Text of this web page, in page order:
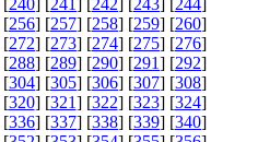
[240] [241] [242] [243] [244]
[256] [257] [258] [259] [260]
[272] [273] [274] [275] [276]
[288] [289] [290] [291] [292]
[304] [305] [306] [307] [308]
[320] [321] [322] [323] [324]
[336] [337] [338] [339] [340]